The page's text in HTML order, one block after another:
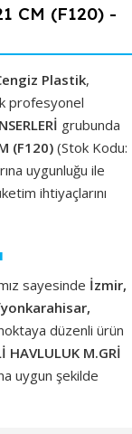
CM (F120) -
Plastik,
profesyonel
grubunda
(F120) (Stok Kodu:
uygunluğu ile
ihtiyaçlarını
sayesinde İzmir,
düzenli ürün
HAVLULUK M.GRİ
uygun şekilde